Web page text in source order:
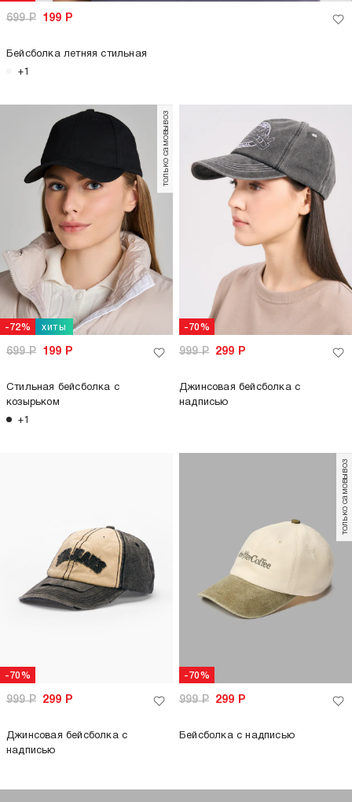
699Р 199 Р
Бейсболка летняя стильная
+1
-72% хиты
только самовывоз
699Р 199 Р
Стильная бейсболка с
козырьком
+1
-70%
999Р 299 Р
Джинсовая бейсболка с
надписью
-70%
999Р 299 Р
Джинсовая бейсболка с
надписью
-70%
только самовывоз
999Р 299 Р
Бейсболка с надписью